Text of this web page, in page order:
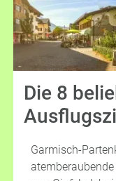
Die 8
Garmisch-